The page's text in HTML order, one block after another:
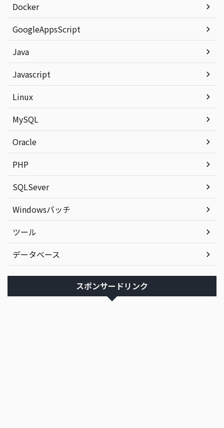
Docker
GoogleAppsScript
Java
Javascript
Linux
MySQL
Oracle
PHP
SQLSever
Windowsバッチ
ツール
データベース
スポンサードリンク